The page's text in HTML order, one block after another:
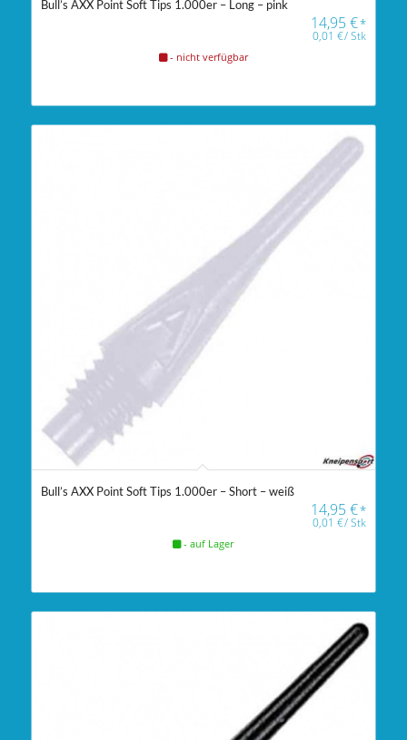
Bull’s AXX Point Soft Tips 1.000er – Long – pink
14,95€*
0,01€/Stk
- nicht verfügbar
Bull’s AXX Point Soft Tips 1.000er – Short – weiß
14,95€*
0,01€/Stk
- auf Lager